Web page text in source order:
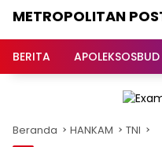
METROPOLITAN
BERITA APOLEKSOSBUD
Beranda HANKAM TNI